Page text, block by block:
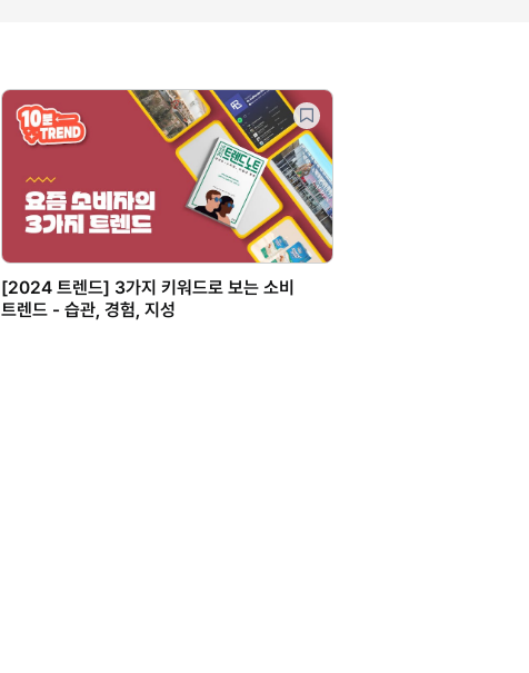
[2024 트렌드] 3가지 키워드로 보는 소비
트렌드 - 습관, 경험, 지성